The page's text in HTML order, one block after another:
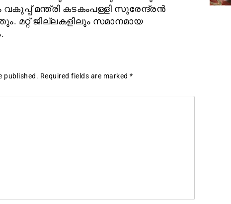
മന്ത്രി കടകംപള്ളി സുരേന്ദ്രന്‍
മറ്റ് ജില്ലകളിലും സമാനമായ
published. Required fields are marked *